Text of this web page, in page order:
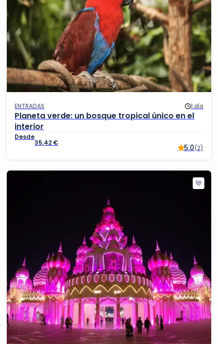
ENTRADAS 1 día
Planeta verde: un bosque tropical único en el
interior
35,42 €
5.0(2)